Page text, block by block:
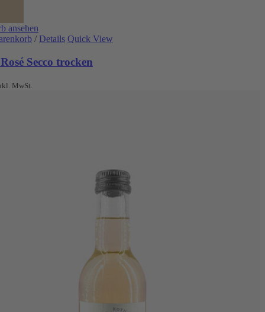
ansehen
/ Details Quick View
Secco trocken
MwSt.